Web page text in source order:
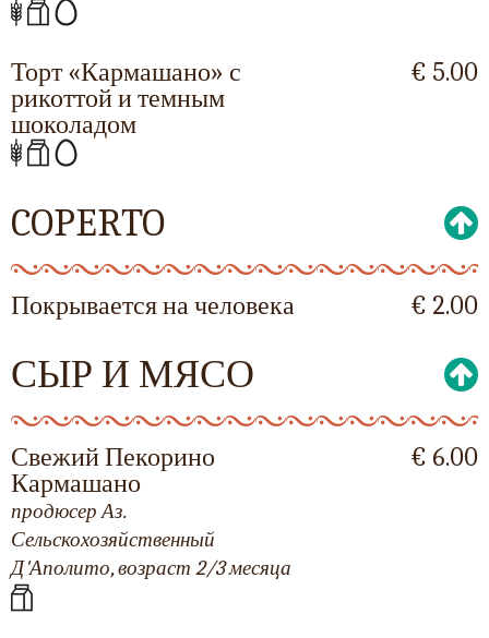
Торт «Кармашано» с
рикоттой и темным
шоколадом
€ 5.00
COPERTO
Покрывается на человека € 2.00
СЫР И МЯСО
Свежий Пекорино
Кармашано
продюсер Аз.
Сельскохозяйственный
Д'Аполито, возраст 2/3 месяца
€ 6.00